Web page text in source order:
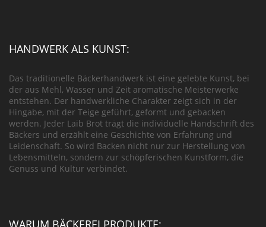
HANDWERK ALS KUNST:
Das traditionelle Bäckerhandwerk ist eine gelebte Kunst, bei
der aus Mehl, Wasser und Zeit aromatische Meisterwerke
entstehen. Der handwerkliche Charakter zeigt sich in der
Hingabe, mit der Teige geführt, geformt und gebacken
werden. Jeder Laib Brot trägt die individuelle Handschrift des
Bäckers und erzählt eine Geschichte von Erfahrung und
Leidenschaft. So wird Backen nicht nur zur Herstellung von
Lebensmitteln, sondern zur schöpferischen Kunstform, die
Genuss und Kultur verbindet.
WARUM BÄCKEREI PRODUKTE: